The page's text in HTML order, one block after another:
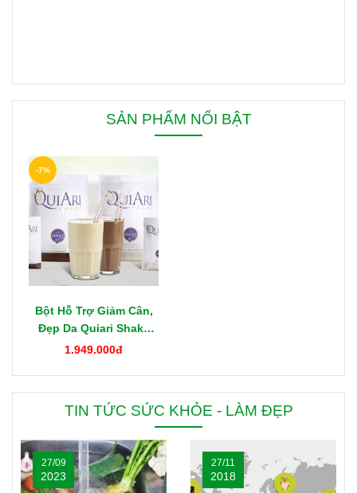
SẢN PHẨM NỔI BẬT
Bột Hỗ Trợ Giảm Cân,
Đẹp Da Quiari Shake
1000g Mỹ
1.949.000đ
-7%
TIN TỨC SỨC KHỎE - LÀM ĐẸP
27/09
2023
27/11
2018